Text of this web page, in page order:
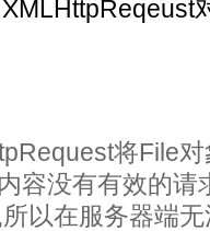
将File
容没有有效的请
以在服务器端